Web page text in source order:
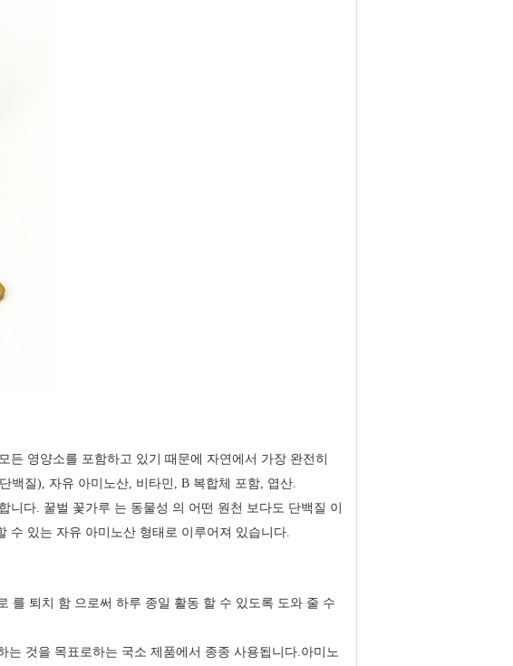
영양소를 포함하고 있기 때문에 자연에서 가장 완전히
백질), 자유 아미노산, 비타민, B 복합체 포함, 엽산.
다. 꿀벌 꽃가루 는 동물성 의 어떤 원천 보다도 단백질 이
수 있는 자유 아미노산 형태로 이루어져 있습니다.
를 퇴치 함 으로써 하루 종일 활동 할 수 있도록 도와 줄 수
는 것을 목표로하는 국소 제품에서 종종 사용됩니다.아미노